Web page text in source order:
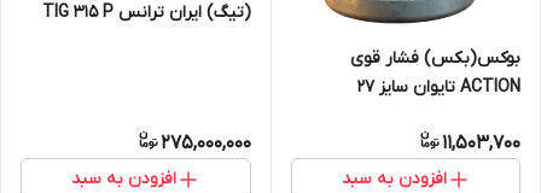
بوکس(بکس) فشار قوی
ACTION تایوان سایز 27
11,503,700
افزودن به سبد
(تیگ) ایران ترانس TIG 315 P
275,000,000
افزودن به سبد